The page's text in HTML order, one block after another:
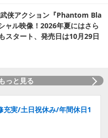
侠アクション『Phantom Bla
ャル映像！2026年夏にはさら
スタート、発売日は10月29日
っと見る
実/土日祝休み/年間休日1